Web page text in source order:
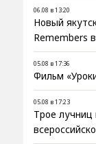
06.08 в 13:20
Новый
Remembers
05.08 в 17:36
Фильм
05.08 в 17:23
Трое лучниц